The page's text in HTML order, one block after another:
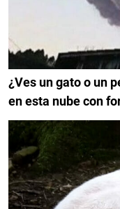
¿Ves un gato o un
en esta nube con